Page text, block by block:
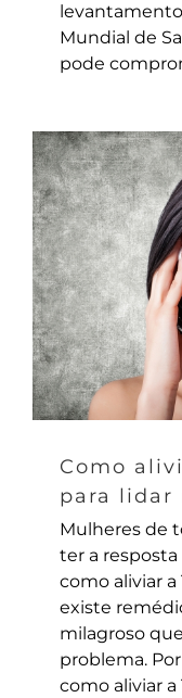
levantamento
Mundial de
pode
Como
para lidar
Mulheres de
ter a
como aliviar a
existe
milagroso
problema.
como aliviar